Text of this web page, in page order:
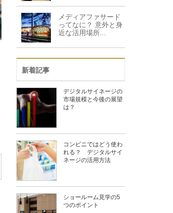
メディアファサード
ってなに？ 意外と身
近な活用場所...
新着記事
デジタルサイネージの
市場規模と今後の展望
は？
コンビニではどう使わ
れる？ デジタルサイ
ネージの活用方法
ショールーム見学の5
つのポイント